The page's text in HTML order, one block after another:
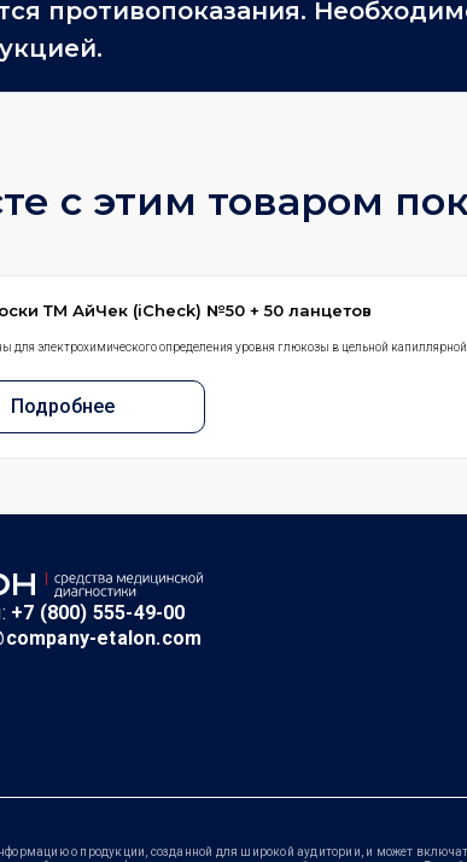
противопоказания.
с этим товаром
ТМ АйЧек (iCheck) №50 + 50 ланцетов
для электрохимического определения уровня глюкозы в цельной
Подробнее
+7 (800) 555-49-00
etalon.com
о продукции, созданной для широкой аудитории, и может